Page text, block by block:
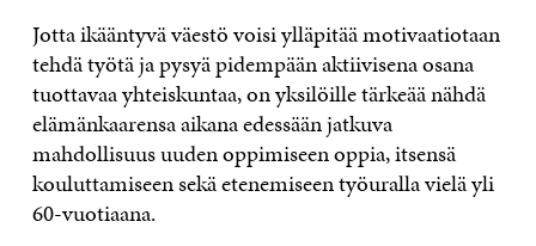
Jotta ikääntyvä väestö voisi ylläpitää motivaatiotaan
tehdä työtä ja pysyä pidempään aktiivisena osana
tuottavaa yhteiskuntaa, on yksilöille tärkeää nähdä
elämänkaarensa aikana edessään jatkuva
mahdollisuus uuden oppimiseen oppia, itsensä
kouluttamiseen sekä etenemiseen työuralla vielä yli
60-vuotiaana.